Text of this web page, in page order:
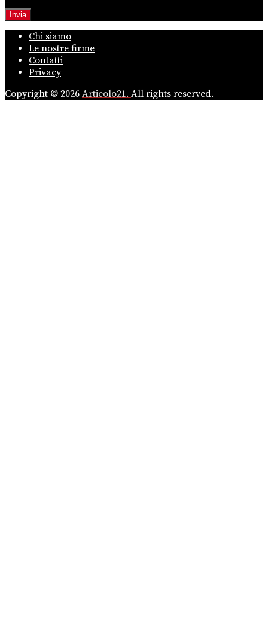
Chi siamo
Le nostre firme
Contatti
Privacy
Copyright © 2026 Articolo21. All rights reserved.